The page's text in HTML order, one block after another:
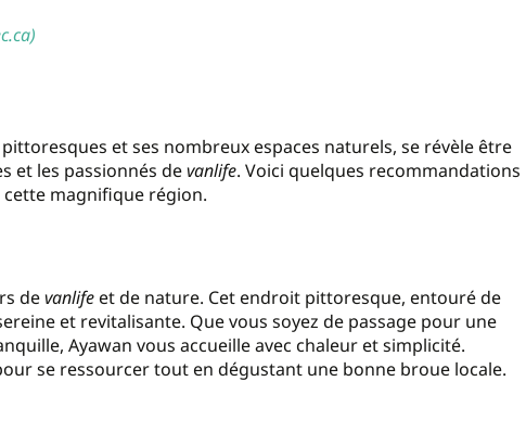
et ses nombreux espaces naturels, se révèle être
et les passionnés devanlife. Voici quelques recommandations
magnifique région.
devanlife et de nature. Cet endroit pittoresque, entouré de
et revitalisante. Que vous soyez de passage pour une
Ayawan vous accueille avec chaleur et simplicité.
se ressourcer tout en dégustant une bonne broue locale.